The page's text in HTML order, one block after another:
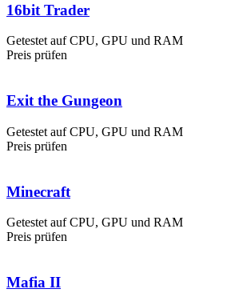
16bit Trader
Getestet auf CPU, GPU und RAM
Preis prüfen
Exit the Gungeon
Getestet auf CPU, GPU und RAM
Preis prüfen
Minecraft
Getestet auf CPU, GPU und RAM
Preis prüfen
Mafia II